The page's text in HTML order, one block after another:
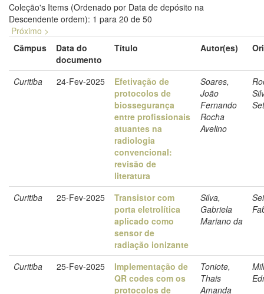
Coleção's Items (Ordenado por Data de depósito na
Descendente ordem): 1 para 20 de 50
Próximo >
Câmpus
Data do
documento
Título Autor(es)
Curitiba 24-Fev-2025
Efetivação de
protocolos de
biossegurança
entre profissionais
atuantes na
radiologia
convencional:
revisão de
literatura
Soares,
João
Fernando
Rocha
Avelino
Curitiba 25-Fev-2025
Transistor com
porta eletrolítica
aplicado como
sensor de
radiação ionizante
Silva,
Gabriela
Mariano da
Curitiba 25-Fev-2025
Implementação de
QR codes com os
protocolos de
Toniote,
Thais
Amanda